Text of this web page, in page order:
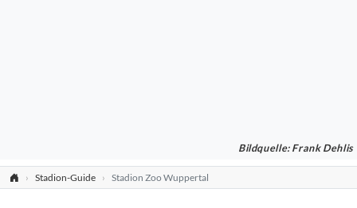
Bildquelle: Frank Dehlis
Stadion-Guide Stadion Zoo Wuppertal